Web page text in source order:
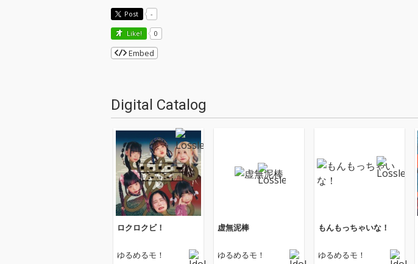
Post -
Like! 0
Embed
Digital Catalog
ロクロクビ！
ゆるめるモ！
虚無泥棒
ゆるめるモ！
もんもっちゃいな！
ゆるめるモ！